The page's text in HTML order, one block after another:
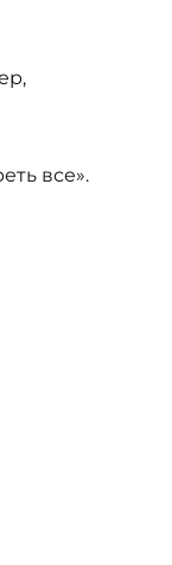
все».